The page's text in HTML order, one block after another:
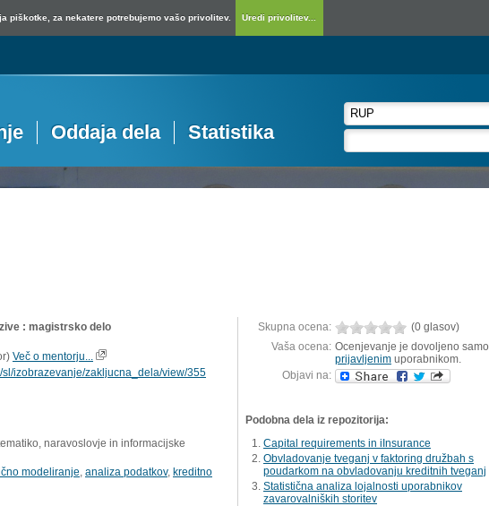
piškotke, za nekatere potrebujemo vašo privolitev. Uredi privolitev...
Oddaja dela Statistika
: magistrsko delo
) Več o mentorju...
sl/izobrazevanje/zakljucna_dela/view/355
naravoslovje in informacijske
modeliranje analiza podatkov, kreditno
Skupna ocena:
(0 glasov)
Vaša ocena: Ocenjevanje je dovoljeno samo
prijavljenim uporabnikom.
Objavi na:
Podobna dela iz repozitorija:
Capital requirements in iInsurance
Obvladovanje tveganj v faktoring družbah s
poudarkom na obvladovanju kreditnih tveganj
Statistična analiza lojalnosti uporabnikov
zavarovalniških storitev